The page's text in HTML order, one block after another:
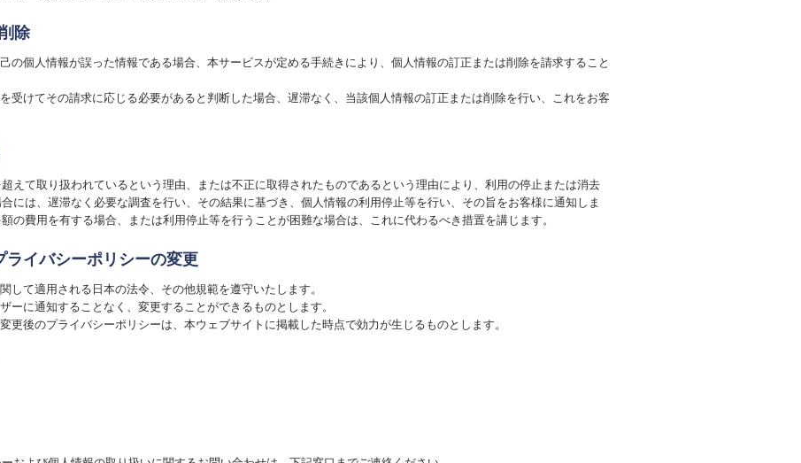
除
の個人情報が誤った情報である場合、本サービスが定める手続きにより、個人情報の訂正または削除を請求すること
受けてその請求に応じる必要があると判断した場合、遅滞なく、当該個人情報の訂正または削除を行い、これをお客
えて取り扱われているという理由、または不正に取得されたものであるという理由により、利用の停止または消去
には、遅滞なく必要な調査を行い、その結果に基づき、個人情報の利用停止等を行い、その旨をお客様に通知しま
の費用を有する場合、または利用停止等を行うことが困難な場合は、これに代わるべき措置を講じます。
イバシーポリシーの変更
して適用される日本の法令、その他規範を遵守いたします。
ーに通知することなく、変更することができるものとします。
更後のプライバシーポリシーは、本ウェブサイトに掲載した時点で効力が生じるものとします。